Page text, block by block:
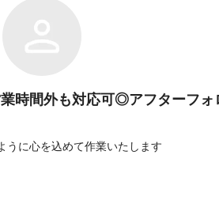
業時間外も対応可◎アフターフォ
うに心を込めて作業いたします